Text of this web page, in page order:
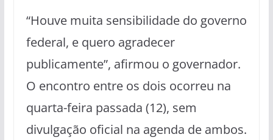
“Houve muita sensibilidade do governo
federal, e quero agradecer
publicamente”, afirmou o governador.
O encontro entre os dois ocorreu na
quarta-feira passada (12), sem
divulgação oficial na agenda de ambos.